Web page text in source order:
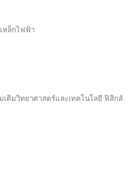
หล็กไฟฟ้า
เติมวิทยาศาสตร์และเทคโนโลยี ฟิสิกส์